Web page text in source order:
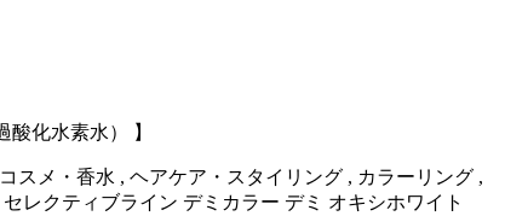
化水素水） 】
スメ・香水 , ヘアケア・スタイリング , カラーリング ,
レクティブライン デミカラー デミ オキシホワイト